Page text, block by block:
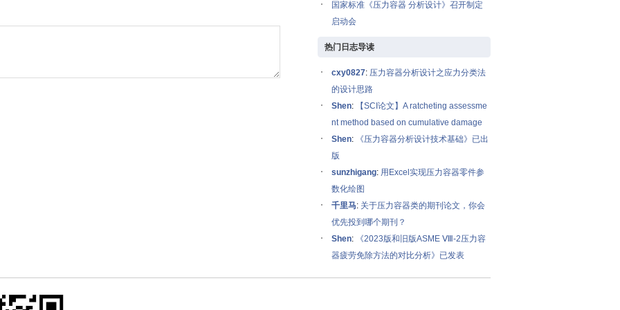
国家标准《压力容器 分析设计》召开制定
启动会
热门日志导读
cxy0827: 压力容器分析设计之应力分类法
的设计思路
Shen:
【SCI论文】A ratcheting assessme
nt method based on cumulative damage
Shen:
《压力容器分析设计技术基础》已出
版
sunzhigang: 用Excel实现压力容器零件参
数化绘图
千里马: 关于压力容器类的期刊论文，你会
优先投到哪个期刊？
Shen:
《2023版和旧版ASME Ⅷ-2压力容
器疲劳免除方法的对比分析》已发表